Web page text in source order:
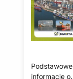
Podstawowe
informacje o